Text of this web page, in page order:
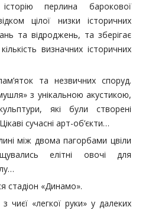
перлина барокової
цілої низки історичних
та відроджень, та зберігає
визначних історичних
та незвичних споруд.
з унікальною акустикою,
які були створені
сучасні арт-об’єкти…
між двома пагорбами цвіли
елітні овочі для
стадіон «Динамо».
чиєї «легкої руки» у далеких